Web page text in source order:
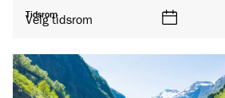
Tidsrom
Velg tidsrom